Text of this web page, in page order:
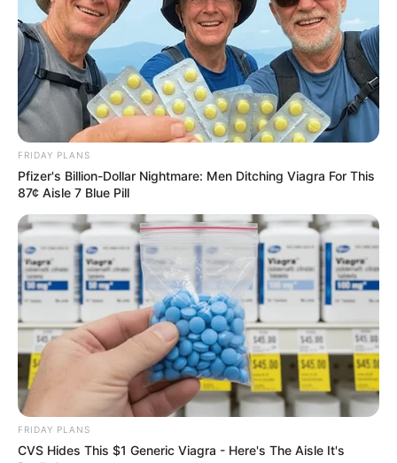
FRIDAY PLANS
Pfizer's Billion-Dollar Nightmare: Men Ditching Viagra For This
87¢ Aisle 7 Blue Pill
FRIDAY PLANS
CVS Hides This $1 Generic Viagra - Here's The Aisle It's